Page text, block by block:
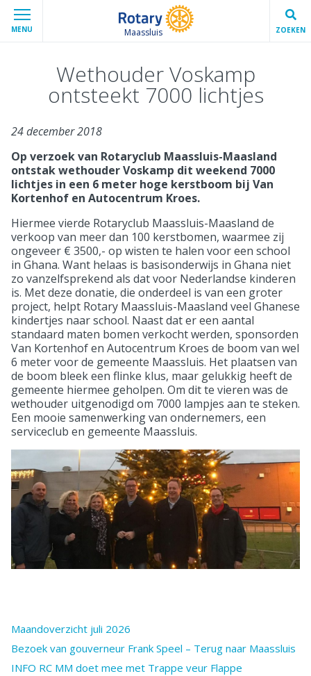
MENU Maassluis ZOEKEN
Wethouder Voskamp
ontsteekt 7000 lichtjes
24 december 2018
Op verzoek van Rotaryclub Maassluis-Maasland
ontstak wethouder Voskamp dit weekend 7000
lichtjes in een 6 meter hoge kerstboom bij Van
Kortenhof en Autocentrum Kroes.
Hiermee vierde Rotaryclub Maassluis-Maasland de
verkoop van meer dan 100 kerstbomen, waarmee zij
ongeveer € 3500,- op wisten te halen voor een school
in Ghana. Want helaas is basisonderwijs in Ghana niet
zo vanzelfsprekend als dat voor Nederlandse kinderen
is. Met deze donatie, die onderdeel is van een groter
project, helpt Rotary Maassluis-Maasland veel Ghanese
kindertjes naar school. Naast dat er een aantal
standaard maten bomen verkocht werden, sponsorden
Van Kortenhof en Autocentrum Kroes de boom van wel
6 meter voor de gemeente Maassluis. Het plaatsen van
de boom bleek een flinke klus, maar gelukkig heeft de
gemeente hiermee geholpen. Om dit te vieren was de
wethouder uitgenodigd om 7000 lampjes aan te steken.
Een mooie samenwerking van ondernemers, een
serviceclub en gemeente Maassluis.
Maandoverzicht juli 2026
Bezoek van gouverneur Frank Speel – Terug naar Maassluis
INFO RC MM doet mee met Trappe veur Flappe